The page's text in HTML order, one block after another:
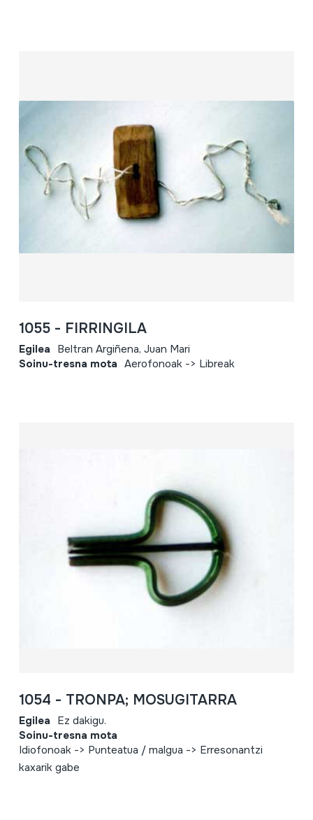
1055 - FIRRINGILA
Egilea Beltran Argiñena, Juan Mari
Soinu-tresna mota Aerofonoak -> Libreak
1054 - TRONPA; MOSUGITARRA
Egilea Ez dakigu.
Soinu-tresna mota
Idiofonoak -> Punteatua / malgua -> Erresonantzi
kaxarik gabe